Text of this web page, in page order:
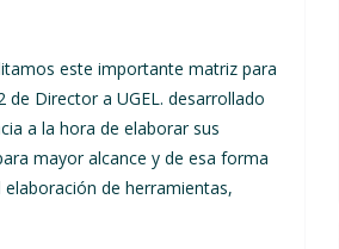
este importante matriz para
Director a UGEL. desarrollado
a la hora de elaborar sus
mayor alcance y de esa forma
de herramientas,